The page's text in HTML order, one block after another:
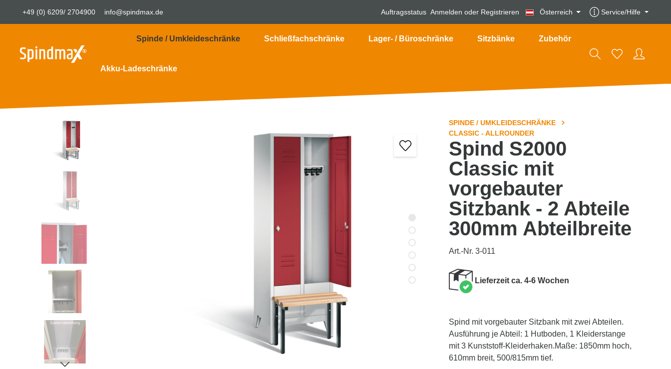
+49 (0) 6209/ 2704900 info@spindmax.de Auftragsstatus Anmelden oder Registrieren Österreich Service/Hilfe
Spinde / Umkleideschränke Schließfachschränke Lager- / Büroschränke Sitzbänke Zubehör
Akku-Ladeschränke
SPINDE / UMKLEIDESCHRÄNKE
CLASSIC - ALLROUNDER
Spind S2000
Classic mit
vorgebauter
Sitzbank - 2 Abteile
300mm Abteilbreite
Art.-Nr. 3-011
Lieferzeit ca. 4-6 Wochen
Spind mit vorgebauter Sitzbank mit zwei Abteilen.
Ausführung je Abteil: 1 Hutboden, 1 Kleiderstange
mit 3 Kunststoff-Kleiderhaken.Maße: 1850mm hoch,
610mm breit, 500/815mm tief.